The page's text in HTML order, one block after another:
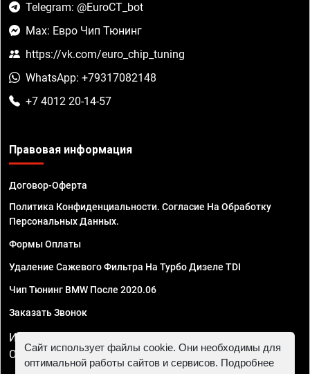
Telegram: @EuroCT_bot
Max: Евро Чип Тюнинг
https://vk.com/euro_chip_tuning
WhatsApp: +79317082148
+7 4012 20-14-57
Правовая информация
Договор-Оферта
Политика Конфиденциальности. Согласие На Обработку
Персональных Данных.
Формы Оплаты
Удаление Сажевого Фильтра На Турбо Дизеле TDI
Чип Тюнинг BMW После 2020.06
Заказать Звонок
ИП Смирнов Георгий Павлович. ИНН 781302555843,
ОГРНИП 324470400032610
Сайт использует файлы cookie. Они необходимы для
оптимальной работы сайтов и сервисов. Подробнее